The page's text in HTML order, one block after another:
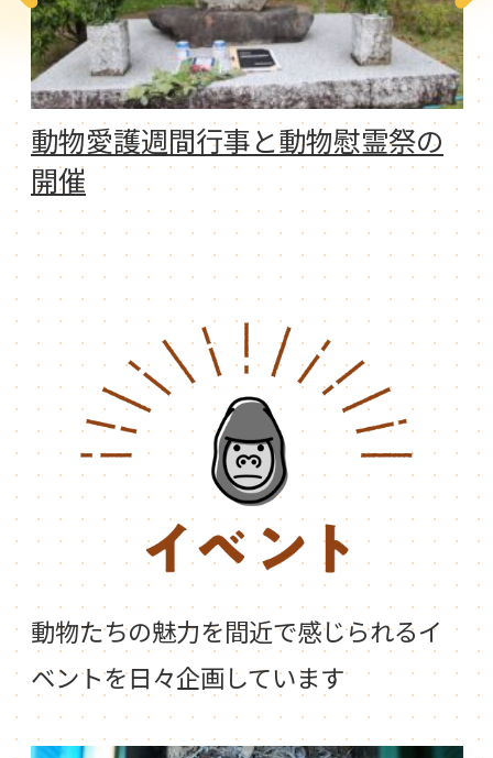
動物愛護週間行事と動物慰霊祭の
開催
動物たちの魅力を間近で感じられるイ
ベントを日々企画しています